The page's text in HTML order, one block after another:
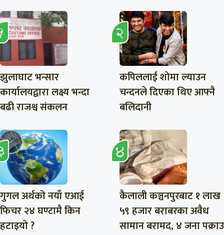
झुलाघाट भन्सार
कार्यालयद्वारा लक्ष्य भन्दा
बढी राजश्व संकलन
कपिललाई शोमा ल्याउन
चन्दनले दिएका थिए आफ्नै
बलिदानी
गुगल अर्थको नयाँ एआई
फिचर २४ घण्टामै किन
हटाइयो ?
कैलाली कञ्चनपुरबाट १ लाख
५९ हजार बराबरका अवैध
सामान बरामद, ४ जना पक्राउ